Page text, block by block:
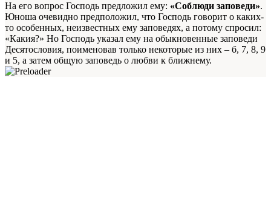
На его вопрос Господь предложил ему: «Соблюди заповеди».
Юноша очевидно предположил, что Господь говорит о каких-
то особенных, неизвестных ему заповедях, а потому спросил:
«Какия?» Но Господь указал ему на обыкновенные заповеди
Десятословия, поименовав только некоторые из них – б, 7, 8, 9
и 5, а затем общую заповедь о любви к ближнему.